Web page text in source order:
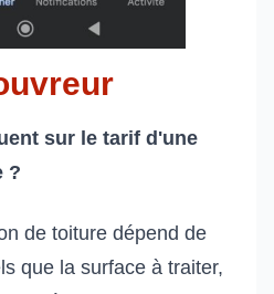
sur le tarif d'une
?
de toiture dépend de
que la surface à traiter,